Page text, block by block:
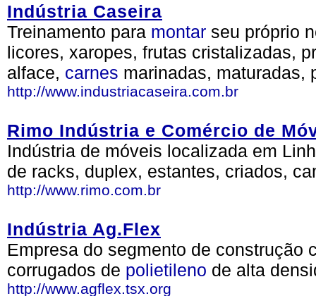
Indústria Caseira
Treinamento para montar seu próprio
licores, xaropes, frutas cristalizadas,
alface, carnes marinadas, maturadas,
http://www.industriacaseira.com.br
Rimo Indústria e Comércio de
Indústria de móveis localizada em
de racks, duplex, estantes, criados,
http://www.rimo.com.br
Indústria Ag.Flex
Empresa do segmento de construção
corrugados de polietileno de alta
http://www.agflex.tsx.org